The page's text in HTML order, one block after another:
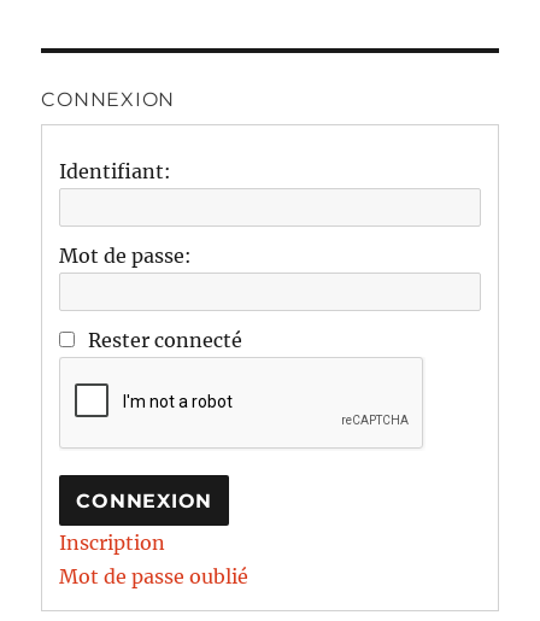
CONNEXION
Identifiant:
Mot de passe:
Rester connecté
CONNEXION
Inscription
Mot de passe oublié